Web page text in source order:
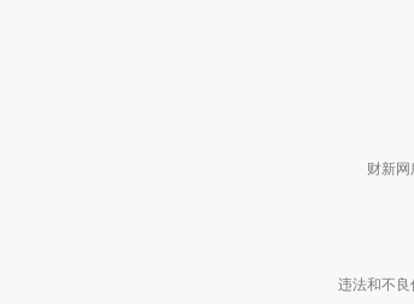
财新
违法和不